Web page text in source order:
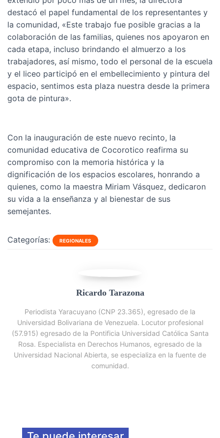
destacó el papel fundamental de los representantes y
la comunidad, «Este trabajo fue posible gracias a la
colaboración de las familias, quienes nos apoyaron en
cada etapa, incluso brindando el almuerzo a los
trabajadores, así mismo, todo el personal de la escuela
y el liceo participó en el embellecimiento y pintura del
espacio, sentimos esta plaza nuestra desde la primera
gota de pintura».
Con la inauguración de este nuevo recinto, la
comunidad educativa de Cocorotico reafirma su
compromiso con la memoria histórica y la
dignificación de los espacios escolares, honrando a
quienes, como la maestra Miriam Vásquez, dedicaron
su vida a la enseñanza y al bienestar de sus
semejantes.
Categorías: REGIONALES
Ricardo Tarazona
Periodista Yaracuyano (CNP 23.365), egresado de la
Universidad Bolivariana de Venezuela. Locutor profesional
(57.915) egresado de la Pontificia Universidad Católica Santa
Rosa. Especialista en Derechos Humanos, egresado de la
Universidad Nacional Abierta, se especializa en la fuente de
comunidad.